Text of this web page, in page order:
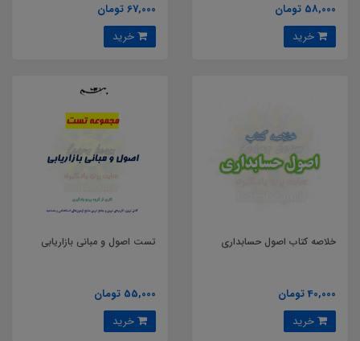
58,000 تومان
67,000 تومان
خلاصه کتاب اصول حسابداری
40,000 تومان
تست اصول و مبانی بازاریابی
55,000 تومان